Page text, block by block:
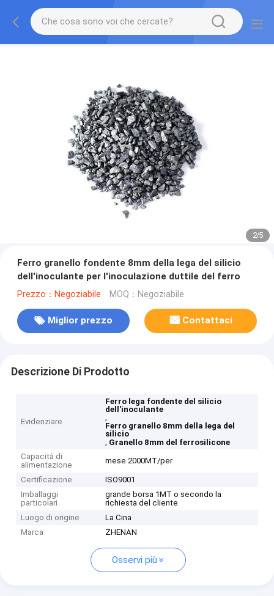
2/5
Ferro granello fondente 8mm della lega del silicio
dell'inoculante per l'inoculazione duttile del ferro
Prezzo：Negoziabile MOQ：Negoziabile
Miglior prezzo Contattaci
Descrizione Di Prodotto
Evidenziare
Ferro lega fondente del silicio
dell'inoculante
,
Ferro granello 8mm della lega del
silicio
, Granello 8mm del ferrosilicone
Capacità di
alimentazione
mese 2000MT/per
Certificazione
ISO9001
Imballaggi
particolari
grande borsa 1MT o secondo la
richiesta del cliente
Luogo di origine
La Cina
Marca
ZHENAN
Osservi più